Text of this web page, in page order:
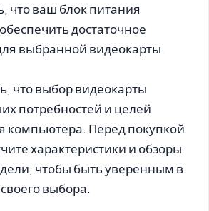
что ваш блок питания
достаточное
выбранной видеокарты.
что выбор видеокарты
потребностей и целей
компьютера. Перед покупкой
характеристики и обзоры
чтобы быть уверенным в
выбора.